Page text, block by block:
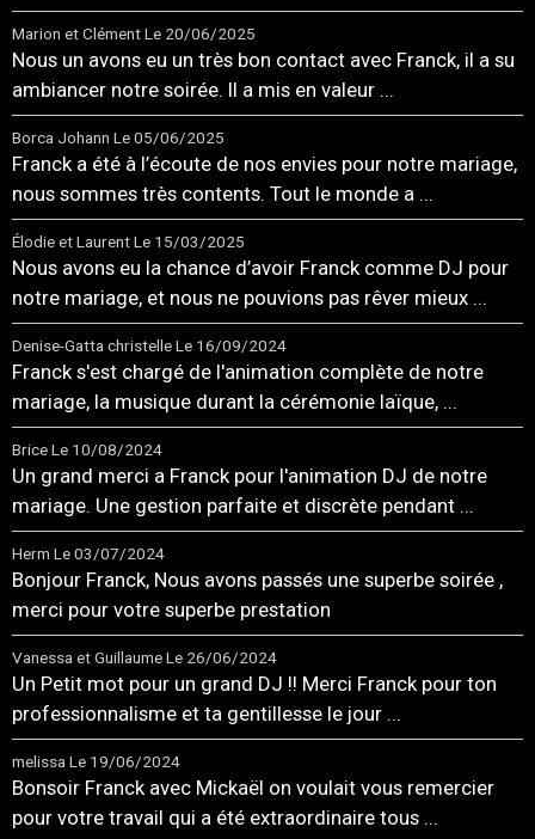
Marion et ClémentLe 20/06/2025
Nous un avons eu un très bon contact avec Franck, il a su
ambiancer notre soirée. Il a mis en valeur ...
Borca Johann Le 05/06/2025
Franck a été à l’écoute de nos envies pour notre mariage,
nous sommes très contents. Tout le monde a ...
Élodie et LaurentLe 15/03/2025
Nous avons eu la chance d’avoir Franck comme DJ pour
notre mariage, et nous ne pouvions pas rêver mieux ...
Denise-Gatta christelleLe 16/09/2024
Franck s'est chargé de l'animation complète de notre
mariage, la musique durant la cérémonie laïque, ...
BriceLe 10/08/2024
Un grand merci a Franck pour l'animation DJ de notre
mariage. Une gestion parfaite et discrète pendant ...
Herm Le 03/07/2024
Bonjour Franck, Nous avons passés une superbe soirée ,
merci pour votre superbe prestation
Vanessa et GuillaumeLe 26/06/2024
Un Petit mot pour un grand DJ !! Merci Franck pour ton
professionnalisme et ta gentillesse le jour ...
melissaLe 19/06/2024
Bonsoir Franck avec Mickaël on voulait vous remercier
pour votre travail qui a été extraordinaire tous ...